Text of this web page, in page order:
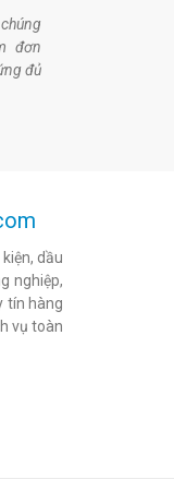
đơn
đủ
dầu
nghiệp,
tín hàng
vụ toàn